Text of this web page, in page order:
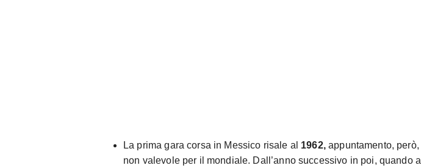
La prima gara corsa in Messico risale al 1962,appuntamento, però,
non valevole per il mondiale. Dall’anno successivo in poi, quando a